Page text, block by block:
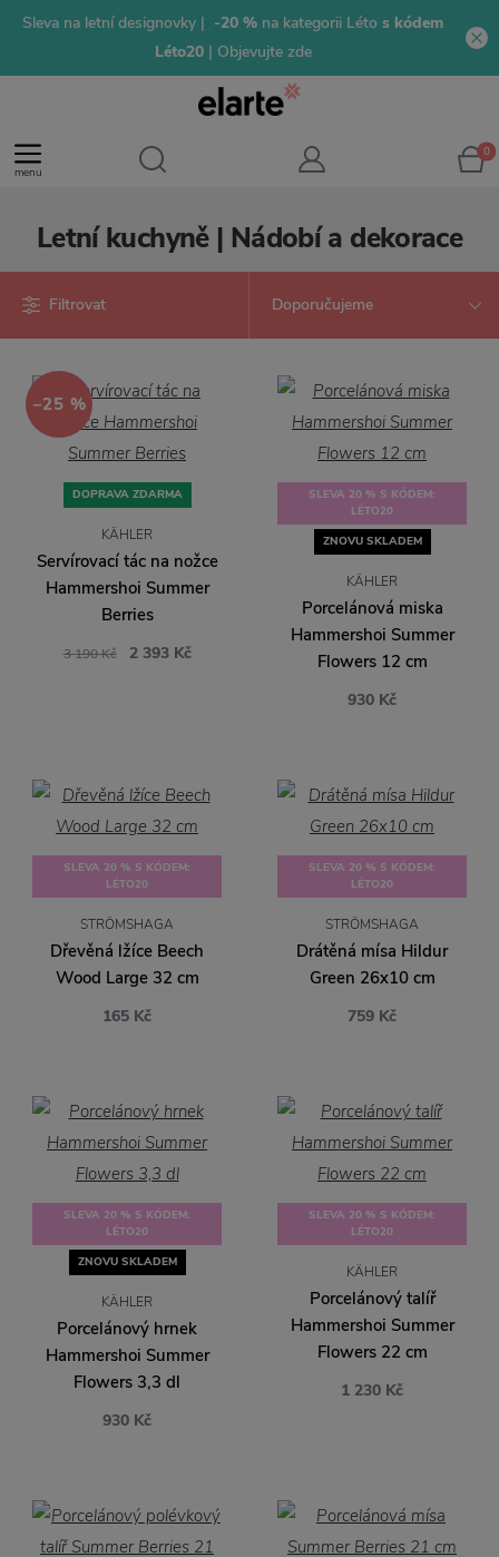
Sleva na letní designovky | -20 % na kategorii Léto s kódem
Léto20 | Objevujte zde
menu
0
Letní kuchyně | Nádobí a dekorace
Filtrovat
−25 %
DOPRAVA ZDARMA
KÄHLER
Servírovací tác na nožce
Hammershoi Summer
Berries
3 190 Kč 2 393 Kč
SLEVA 20 % S KÓDEM:
LÉTO20
ZNOVU SKLADEM
KÄHLER
Porcelánová miska
Hammershoi Summer
Flowers 12 cm
930 Kč
SLEVA 20 % S KÓDEM:
LÉTO20
STRÖMSHAGA
Dřevěná lžíce Beech
Wood Large 32 cm
165 Kč
SLEVA 20 % S KÓDEM:
LÉTO20
STRÖMSHAGA
Drátěná mísa Hildur
Green 26x10 cm
759 Kč
SLEVA 20 % S KÓDEM:
LÉTO20
ZNOVU SKLADEM
KÄHLER
Porcelánový hrnek
Hammershoi Summer
Flowers 3,3 dl
930 Kč
SLEVA 20 % S KÓDEM:
LÉTO20
KÄHLER
Porcelánový talíř
Hammershoi Summer
Flowers 22 cm
1 230 Kč